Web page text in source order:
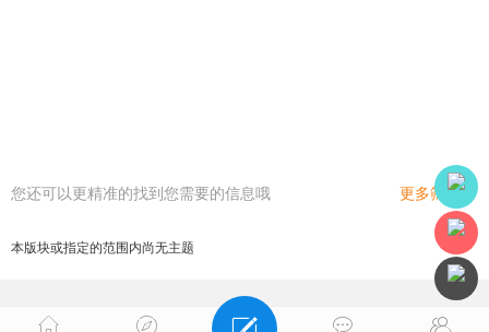
您还可以更精准的找到您需要的信息哦 更多筛选
本版块或指定的范围内尚无主题